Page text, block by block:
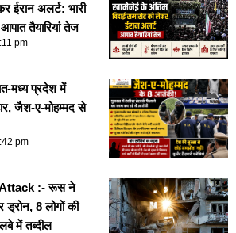
ईरान अलर्ट: भारी
तैयारियां तेज
pm
मध्य प्रदेश में
जैश-ए-मोहम्मद से
pm
:- रूस ने
ड्रोन, 8 लोगों की
में तब्दील